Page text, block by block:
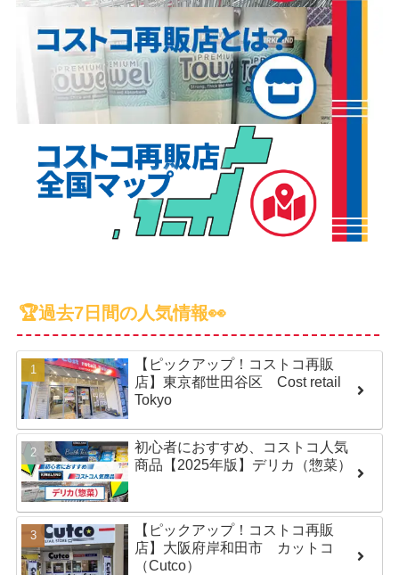
🏆過去7日間の人気情報👀
【ピックアップ！コストコ再販
店】東京都世田谷区 Cost retail
Tokyo
初心者におすすめ、コストコ人気
商品【2025年版】デリカ（惣菜）
【ピックアップ！コストコ再販
店】大阪府岸和田市 カットコ
（Cutco）